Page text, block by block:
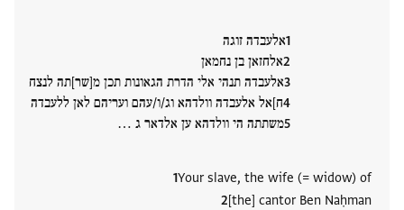
אלעבדה זוגה
אלחזאן בן נחמאן
אלעבדה תנהי אלי הדרת הגאונות תכן מ[שר]תה לנצח
ח]אל אלעבדה וולדהא וג/ו/עהם ועריהם לאן ללעבדה
משתתה הי וולדהא ען אלדאר ג ‮…
Your slave, the wife (= widow) of
[the] cantor Ben Naḥman